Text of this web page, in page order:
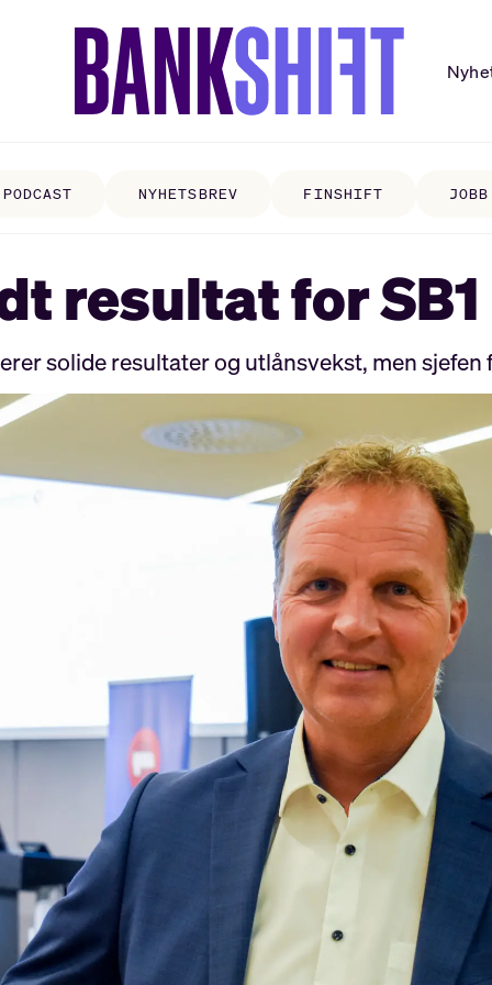
PODCAST NYHETSBREV FINSHIFT JOBB
resultat for
solide resultater og utlånsvekst, men